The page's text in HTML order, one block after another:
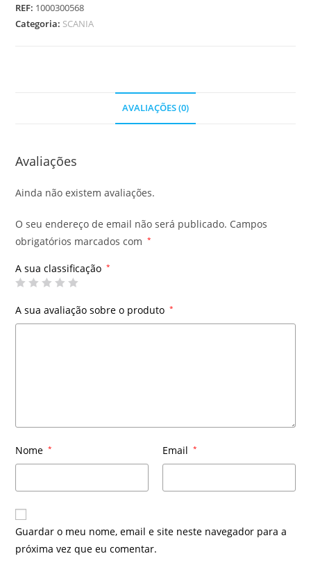
REF: 1000300568
Categoria: SCANIA
AVALIAÇÕES (0)
Avaliações
Ainda não existem avaliações.
O seu endereço de email não será publicado. Campos
obrigatórios marcados com
*
A sua classificação *
A sua avaliação sobre o produto *
Nome * Email *
Guardar o meu nome, email e site neste navegador para a
próxima vez que eu comentar.